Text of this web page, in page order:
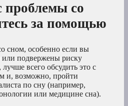
проблемы со
за помощью
сном, особенно если вы
подвержены риску
всего обсудить это с
и, возможно, пройти
по сну (например,
или медицине сна).